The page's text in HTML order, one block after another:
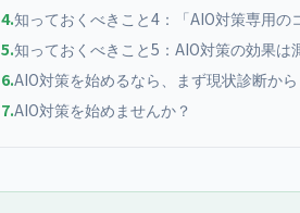
4.知っておくべきこと4：「AIO対策専用の
5.知っておくべきこと5：AIO対策の効果は
6.AIO対策を始めるなら、まず現状診断から
7.AIO対策を始めませんか？